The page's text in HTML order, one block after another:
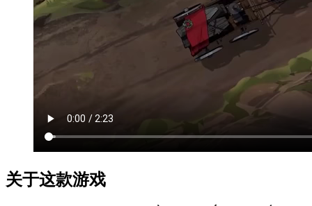
关于这款游戏